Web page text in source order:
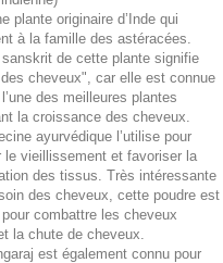
plante originaire d’Inde qui
à la famille des astéracées.
sanskrit de cette plante signifie
cheveux", car elle est connue
des meilleures plantes
la croissance des cheveux.
ayurvédique l’utilise pour
le vieillissement et favoriser la
des tissus. Très intéressante
des cheveux, cette poudre est
pour combattre les cheveux
la chute de cheveux.
est également connu pour